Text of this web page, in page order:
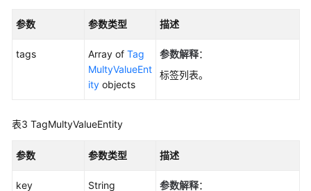
参数 参数类型 描述
tags Array of Tag
MultyValueEnt
ity objects
参数解释：
标签列表。
表3 TagMultyValueEntity
参数 参数类型 描述
key String 参数解释：